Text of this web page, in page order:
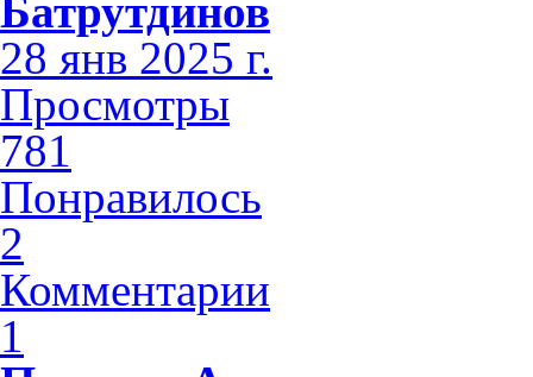
Батрутдинов
28 янв 2025 г.
Просмотры
781
Понравилось
2
Комментарии
1